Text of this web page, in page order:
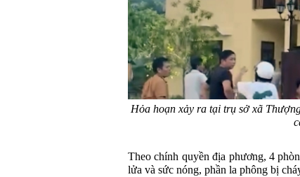
Hỏa hoạn xảy ra tại trụ sở xã
Theo chính quyền địa phương, 4
lửa và sức nóng, phần la phông bị